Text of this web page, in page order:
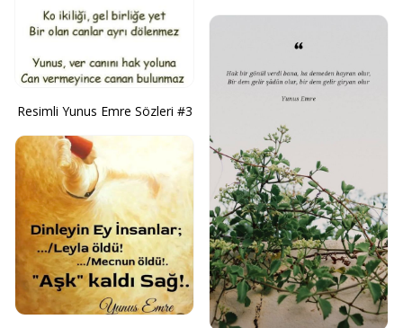
Resimli Yunus Emre Sözleri #3